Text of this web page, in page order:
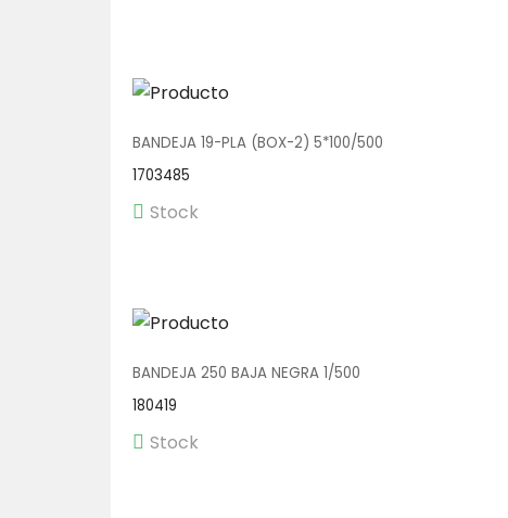
BANDEJA 19-PLA (BOX-2) 5*100/500
1703485
Stock
BANDEJA 250 BAJA NEGRA 1/500
180419
Stock